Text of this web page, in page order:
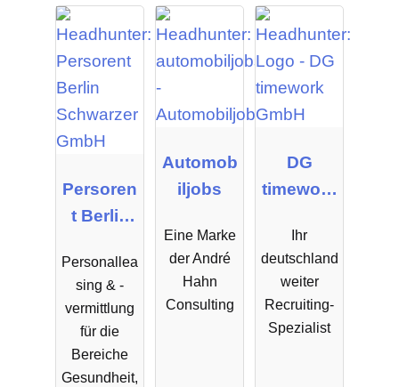
Persoren
t Berlin
er GmbH
Personallea
sing & -
vermittlung
für die
Bereiche
Gesundheit,
Automob
iljobs
Eine Marke
der André
Hahn
Consulting
DG
timework
Ihr
deutschland
weiter
Recruiting-
Spezialist